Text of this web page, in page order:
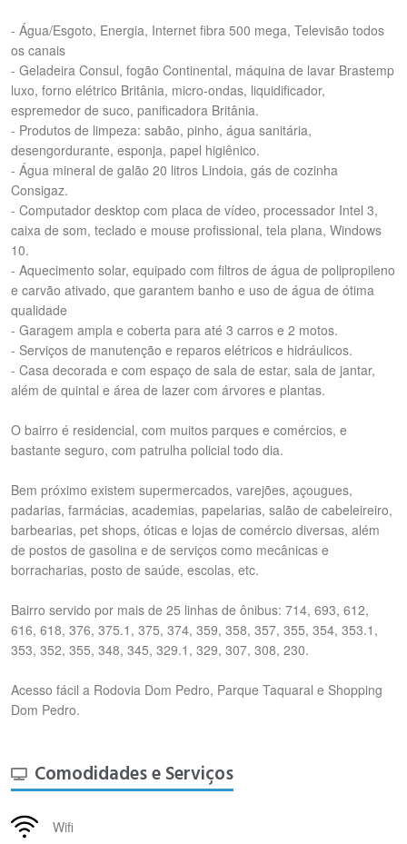
- Água/Esgoto, Energia, Internet fibra 500 mega, Televisão todos
os canais
- Geladeira Consul, fogão Continental, máquina de lavar Brastemp
luxo, forno elétrico Britânia, micro-ondas, liquidificador,
espremedor de suco, panificadora Britânia.
- Produtos de limpeza: sabão, pinho, água sanitária,
desengordurante, esponja, papel higiênico.
- Água mineral de galão 20 litros Lindoia, gás de cozinha
Consigaz.
- Computador desktop com placa de vídeo, processador Intel 3,
caixa de som, teclado e mouse profissional, tela plana, Windows
10.
- Aquecimento solar, equipado com filtros de água de polipropileno
e carvão ativado, que garantem banho e uso de água de ótima
qualidade
- Garagem ampla e coberta para até 3 carros e 2 motos.
- Serviços de manutenção e reparos elétricos e hidráulicos.
- Casa decorada e com espaço de sala de estar, sala de jantar,
além de quintal e área de lazer com árvores e plantas.
O bairro é residencial, com muitos parques e comércios, e
bastante seguro, com patrulha policial todo dia.
Bem próximo existem supermercados, varejões, açougues,
padarias, farmácias, academias, papelarias, salão de cabeleireiro,
barbearias, pet shops, óticas e lojas de comércio diversas, além
de postos de gasolina e de serviços como mecânicas e
borracharias, posto de saúde, escolas, etc.
Bairro servido por mais de 25 linhas de ônibus: 714, 693, 612,
616, 618, 376, 375.1, 375, 374, 359, 358, 357, 355, 354, 353.1,
353, 352, 355, 348, 345, 329.1, 329, 307, 308, 230.
Acesso fácil a Rodovia Dom Pedro, Parque Taquaral e Shopping
Dom Pedro.
Comodidades e Serviços
Wifi